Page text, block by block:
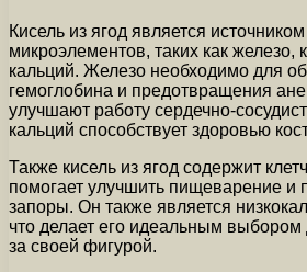
Кисель из ягод является
микроэлементов, таких как железо,
кальций. Железо необходимо для
гемоглобина и предотвращения
улучшают работу сердечно-
кальций способствует здоровью
Также кисель из ягод содержит
помогает улучшить пищеварение и
запоры. Он также является
что делает его идеальным
за своей фигурой.